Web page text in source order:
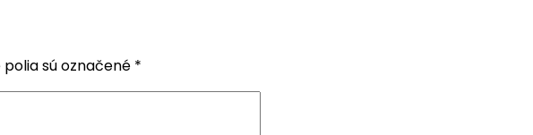
sú označené *